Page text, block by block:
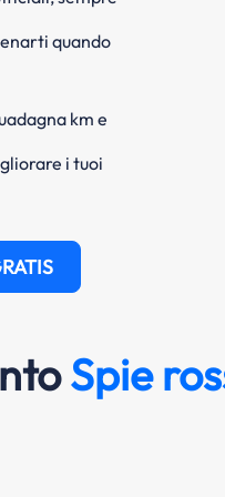
quando
km e
i tuoi
Spie